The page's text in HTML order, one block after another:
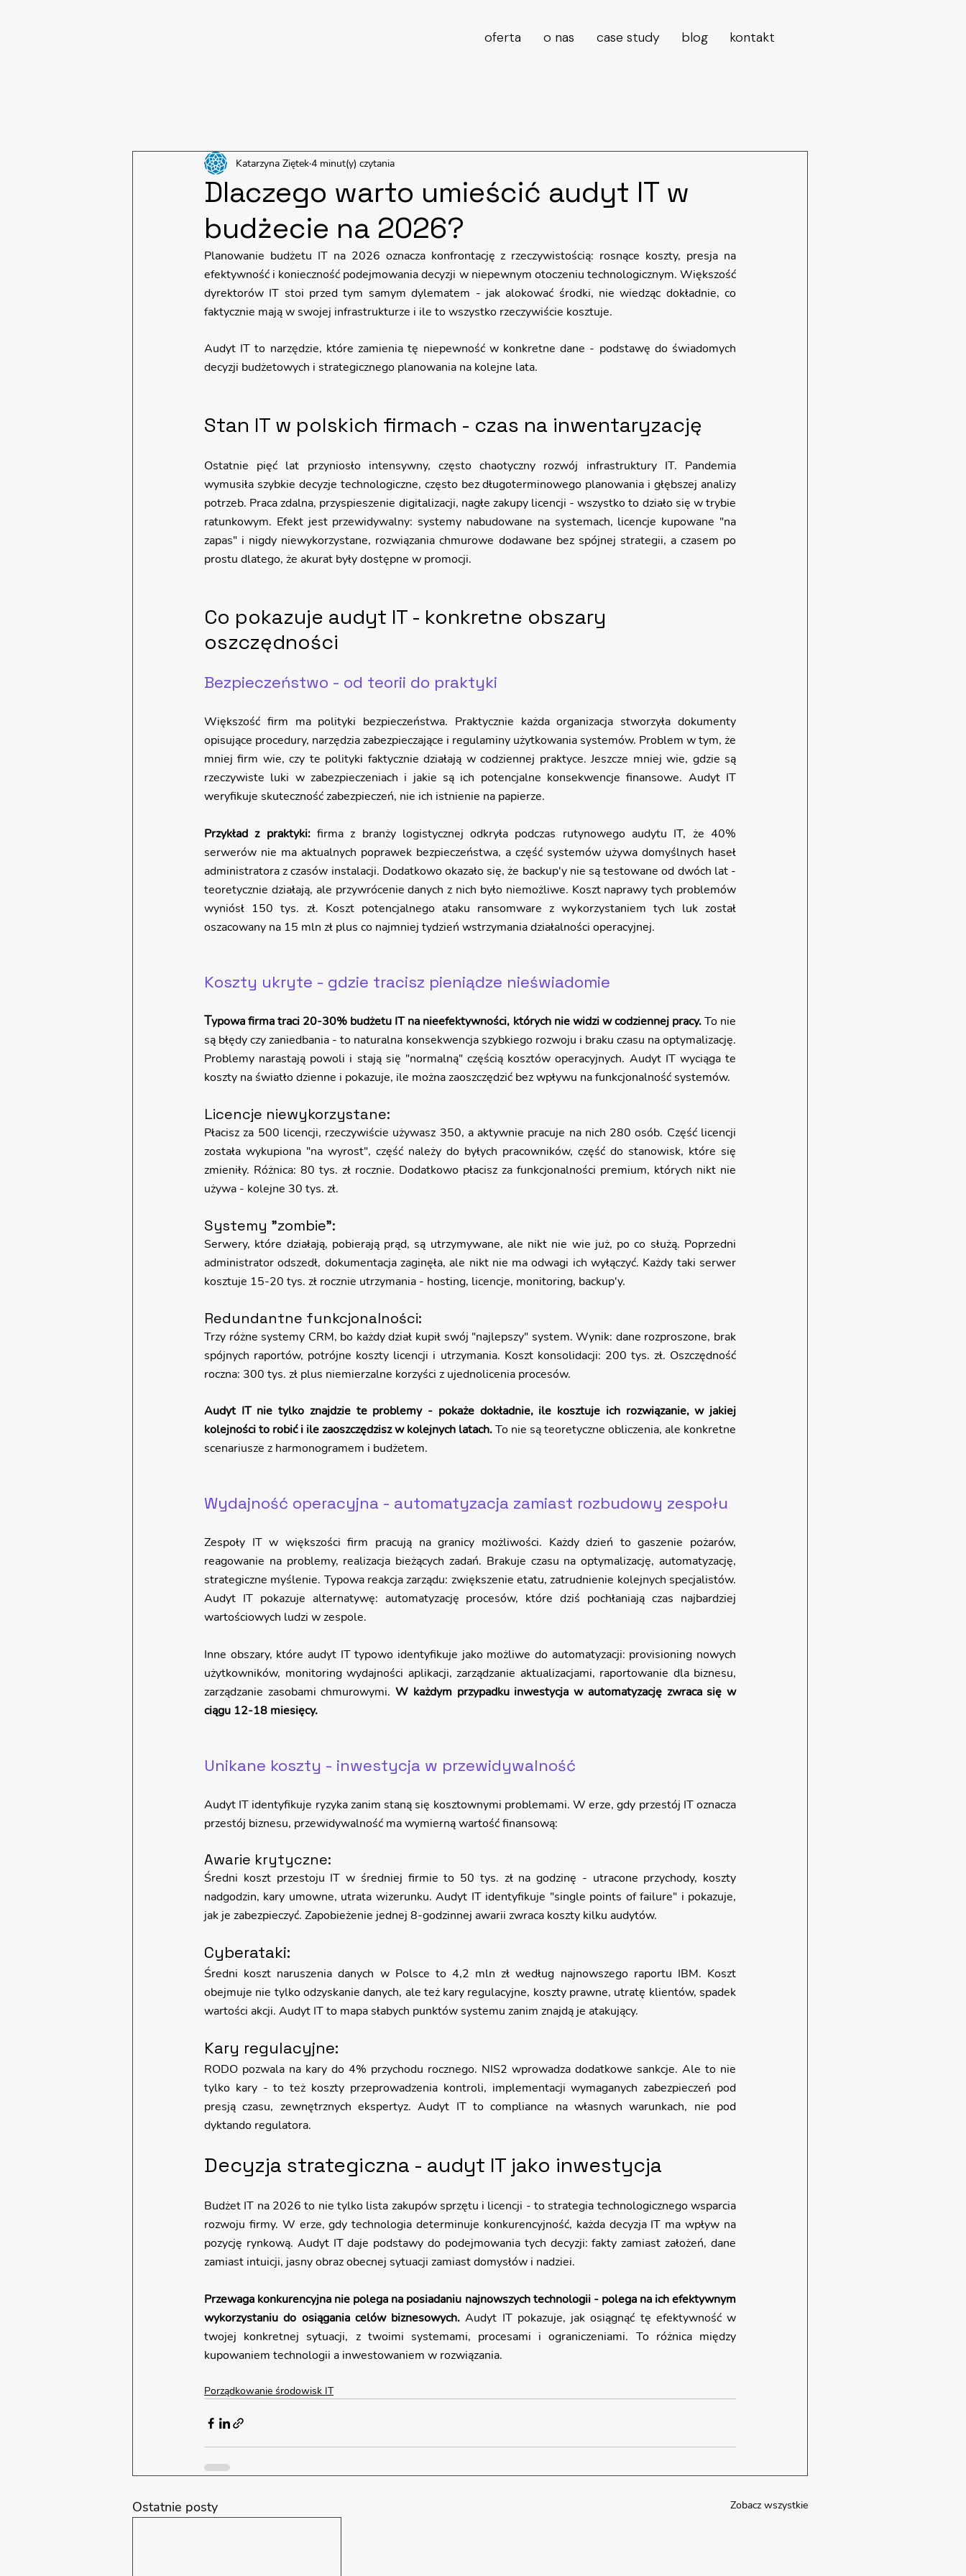
oferta o nas case study blog kontakt
Dlaczego warto umieścić audyt IT w
budżecie na 2026?
Katarzyna Ziętek4 minut(y) czytania
Planowanie budżetu IT na 2026 oznacza konfrontację z rzeczywistością: rosnące koszty, presja na
efektywność i konieczność podejmowania decyzji w niepewnym otoczeniu technologicznym. Większość
dyrektorów IT stoi przed tym samym dylematem - jak alokować środki, nie wiedząc dokładnie, co
faktycznie mają w swojej infrastrukturze i ile to wszystko rzeczywiście kosztuje.
Audyt IT to narzędzie, które zamienia tę niepewność w konkretne dane - podstawę do świadomych
decyzji budżetowych i strategicznego planowania na kolejne lata.
Stan IT w polskich firmach - czas na inwentaryzację
Ostatnie pięć lat przyniosło intensywny, często chaotyczny rozwój infrastruktury IT. Pandemia
wymusiła szybkie decyzje technologiczne, często bez długoterminowego planowania i głębszej analizy
potrzeb. Praca zdalna, przyspieszenie digitalizacji, nagłe zakupy licencji - wszystko to działo się w trybie
ratunkowym. Efekt jest przewidywalny: systemy nabudowane na systemach, licencje kupowane "na
zapas" i nigdy niewykorzystane, rozwiązania chmurowe dodawane bez spójnej strategii, a czasem po
prostu dlatego, że akurat były dostępne w promocji.
Co pokazuje audyt IT - konkretne obszary
oszczędności
Bezpieczeństwo - od teorii do praktyki
Większość firm ma polityki bezpieczeństwa. Praktycznie każda organizacja stworzyła dokumenty
opisujące procedury, narzędzia zabezpieczające i regulaminy użytkowania systemów. Problem w tym, że
mniej firm wie, czy te polityki faktycznie działają w codziennej praktyce. Jeszcze mniej wie, gdzie są
rzeczywiste luki w zabezpieczeniach i jakie są ich potencjalne konsekwencje finansowe. Audyt IT
weryfikuje skuteczność zabezpieczeń, nie ich istnienie na papierze.
Przykład z praktyki: firma z branży logistycznej odkryła podczas rutynowego audytu IT, że 40%
serwerów nie ma aktualnych poprawek bezpieczeństwa, a część systemów używa domyślnych haseł
administratora z czasów instalacji. Dodatkowo okazało się, że backup'y nie są testowane od dwóch lat -
teoretycznie działają, ale przywrócenie danych z nich było niemożliwe. Koszt naprawy tych problemów
wyniósł 150 tys. zł. Koszt potencjalnego ataku ransomware z wykorzystaniem tych luk został
oszacowany na 15 mln zł plus co najmniej tydzień wstrzymania działalności operacyjnej.
Koszty ukryte - gdzie tracisz pieniądze nieświadomie
Typowa firma traci 20-30% budżetu IT na nieefektywności, których nie widzi w codziennej pracy. To nie
są błędy czy zaniedbania - to naturalna konsekwencja szybkiego rozwoju i braku czasu na optymalizację.
Problemy narastają powoli i stają się "normalną" częścią kosztów operacyjnych. Audyt IT wyciąga te
koszty na światło dzienne i pokazuje, ile można zaoszczędzić bez wpływu na funkcjonalność systemów.
Licencje niewykorzystane:
Płacisz za 500 licencji, rzeczywiście używasz 350, a aktywnie pracuje na nich 280 osób. Część licencji
została wykupiona "na wyrost", część należy do byłych pracowników, część do stanowisk, które się
zmieniły. Różnica: 80 tys. zł rocznie. Dodatkowo płacisz za funkcjonalności premium, których nikt nie
używa - kolejne 30 tys. zł.
Systemy "zombie":
Serwery, które działają, pobierają prąd, są utrzymywane, ale nikt nie wie już, po co służą. Poprzedni
administrator odszedł, dokumentacja zaginęła, ale nikt nie ma odwagi ich wyłączyć. Każdy taki serwer
kosztuje 15-20 tys. zł rocznie utrzymania - hosting, licencje, monitoring, backup'y.
Redundantne funkcjonalności:
Trzy różne systemy CRM, bo każdy dział kupił swój "najlepszy" system. Wynik: dane rozproszone, brak
spójnych raportów, potrójne koszty licencji i utrzymania. Koszt konsolidacji: 200 tys. zł. Oszczędność
roczna: 300 tys. zł plus niemierzalne korzyści z ujednolicenia procesów.
Audyt IT nie tylko znajdzie te problemy - pokaże dokładnie, ile kosztuje ich rozwiązanie, w jakiej
kolejności to robić i ile zaoszczędzisz w kolejnych latach. To nie są teoretyczne obliczenia, ale konkretne
scenariusze z harmonogramem i budżetem.
Wydajność operacyjna - automatyzacja zamiast rozbudowy zespołu
Zespoły IT w większości firm pracują na granicy możliwości. Każdy dzień to gaszenie pożarów,
reagowanie na problemy, realizacja bieżących zadań. Brakuje czasu na optymalizację, automatyzację,
strategiczne myślenie. Typowa reakcja zarządu: zwiększenie etatu, zatrudnienie kolejnych specjalistów.
Audyt IT pokazuje alternatywę: automatyzację procesów, które dziś pochłaniają czas najbardziej
wartościowych ludzi w zespole.
Inne obszary, które audyt IT typowo identyfikuje jako możliwe do automatyzacji: provisioning nowych
użytkowników, monitoring wydajności aplikacji, zarządzanie aktualizacjami, raportowanie dla biznesu,
zarządzanie zasobami chmurowymi. W każdym przypadku inwestycja w automatyzację zwraca się w
ciągu 12-18 miesięcy.
Unikane koszty - inwestycja w przewidywalność
Audyt IT identyfikuje ryzyka zanim staną się kosztownymi problemami. W erze, gdy przestój IT oznacza
przestój biznesu, przewidywalność ma wymierną wartość finansową:
Awarie krytyczne:
Średni koszt przestoju IT w średniej firmie to 50 tys. zł na godzinę - utracone przychody, koszty
nadgodzin, kary umowne, utrata wizerunku. Audyt IT identyfikuje "single points of failure" i pokazuje,
jak je zabezpieczyć. Zapobieżenie jednej 8-godzinnej awarii zwraca koszty kilku audytów.
Cyberataki:
Średni koszt naruszenia danych w Polsce to 4,2 mln zł według najnowszego raportu IBM. Koszt
obejmuje nie tylko odzyskanie danych, ale też kary regulacyjne, koszty prawne, utratę klientów, spadek
wartości akcji. Audyt IT to mapa słabych punktów systemu zanim znajdą je atakujący.
Kary regulacyjne:
RODO pozwala na kary do 4% przychodu rocznego. NIS2 wprowadza dodatkowe sankcje. Ale to nie
tylko kary - to też koszty przeprowadzenia kontroli, implementacji wymaganych zabezpieczeń pod
presją czasu, zewnętrznych ekspertyz. Audyt IT to compliance na własnych warunkach, nie pod
dyktando regulatora.
Decyzja strategiczna - audyt IT jako inwestycja
Budżet IT na 2026 to nie tylko lista zakupów sprzętu i licencji - to strategia technologicznego wsparcia
rozwoju firmy. W erze, gdy technologia determinuje konkurencyjność, każda decyzja IT ma wpływ na
pozycję rynkową. Audyt IT daje podstawy do podejmowania tych decyzji: fakty zamiast założeń, dane
zamiast intuicji, jasny obraz obecnej sytuacji zamiast domysłów i nadziei.
Przewaga konkurencyjna nie polega na posiadaniu najnowszych technologii - polega na ich efektywnym
wykorzystaniu do osiągania celów biznesowych. Audyt IT pokazuje, jak osiągnąć tę efektywność w
twojej konkretnej sytuacji, z twoimi systemami, procesami i ograniczeniami. To różnica między
kupowaniem technologii a inwestowaniem w rozwiązania.
Porządkowanie środowisk IT
Ostatnie posty Zobacz wszystkie